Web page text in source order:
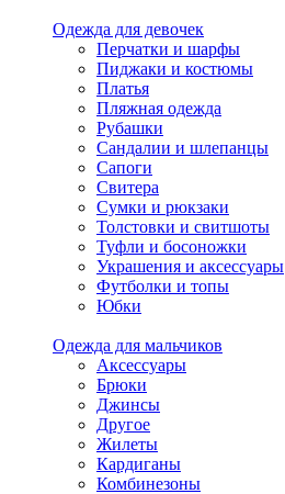
Одежда для девочек
Перчатки и шарфы
Пиджаки и костюмы
Платья
Пляжная одежда
Рубашки
Сандалии и шлепанцы
Сапоги
Свитера
Сумки и рюкзаки
Толстовки и свитшоты
Туфли и босоножки
Украшения и аксессуары
Футболки и топы
Юбки
Одежда для мальчиков
Аксессуары
Брюки
Джинсы
Другое
Жилеты
Кардиганы
Комбинезоны